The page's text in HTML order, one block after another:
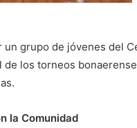
un grupo de jóvenes del
de los torneos
la Comunidad